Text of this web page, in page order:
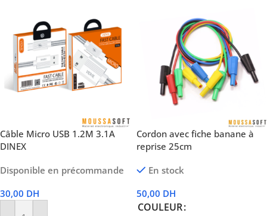
Câble Micro USB 1.2M 3.1A
DINEX
Disponible en précommande
30,00 DH
Cordon avec fiche banane à
reprise 25cm
En stock
50,00 DH
COULEUR